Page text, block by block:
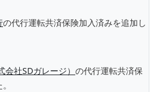
の代行運転共済保険加入済みを追加し
会社SDガレージ） の代行運転共済保